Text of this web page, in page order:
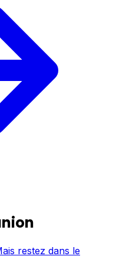
restez dans le